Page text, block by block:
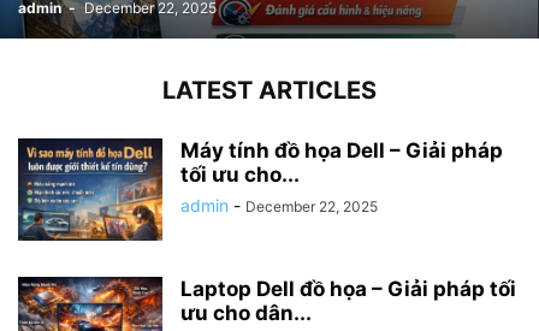
admin - December 22, 2025
LATEST ARTICLES
Máy tính đồ họa Dell – Giải pháp
tối ưu cho...
admin - December 22, 2025
Laptop Dell đồ họa – Giải pháp tối
ưu cho dân...